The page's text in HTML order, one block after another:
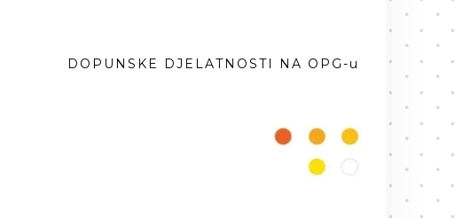
DOPUNSKE DJELATNOSTI NA OPG-u